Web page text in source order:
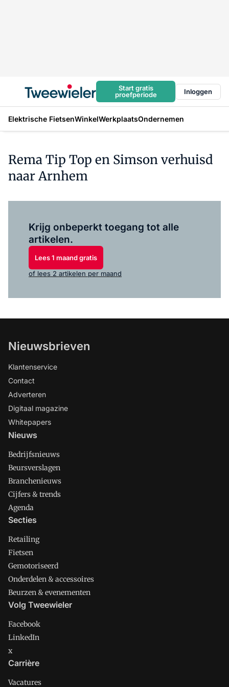
Start gratis
proefperiode
Inloggen
Elektrische FietsenWinkelWerkplaatsOndernemen
Rema Tip Top en Simson verhuisd
naar Arnhem
Krijg onbeperkt toegang tot alle
artikelen.
Lees 1 maand gratis
of lees 2 artikelen per maand
Nieuwsbrieven
Klantenservice
Contact
Adverteren
Digitaal magazine
Whitepapers
Nieuws
Bedrijfsnieuws
Beursverslagen
Branchenieuws
Cijfers & trends
Agenda
Secties
Retailing
Fietsen
Gemotoriseerd
Onderdelen & accessoires
Beurzen & evenementen
Volg Tweewieler
Facebook
LinkedIn
x
Carrière
Vacatures